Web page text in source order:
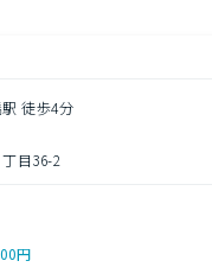
徒歩4分
目36-2
円